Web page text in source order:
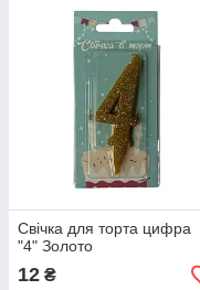
Свічка для торта цифра
"4" Золото
12 ₴